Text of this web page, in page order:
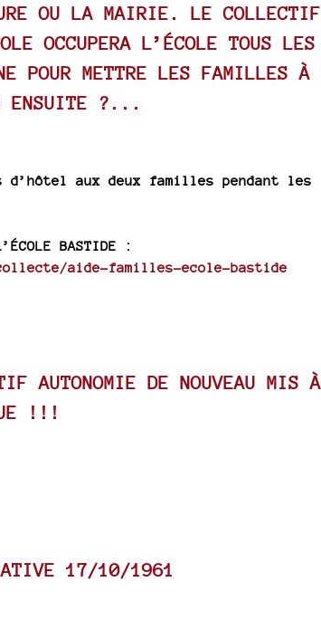
OU LA MAIRIE. LE COLLECTIF
OCCUPERA L’ÉCOLE TOUS LES
POUR METTRE LES FAMILLES À
ENSUITE ?...
d’hôtel aux deux familles pendant les
BASTIDE :
aide-familles-ecole-bastide
AUTONOMIE DE NOUVEAU MIS À
!!!
17/10/1961